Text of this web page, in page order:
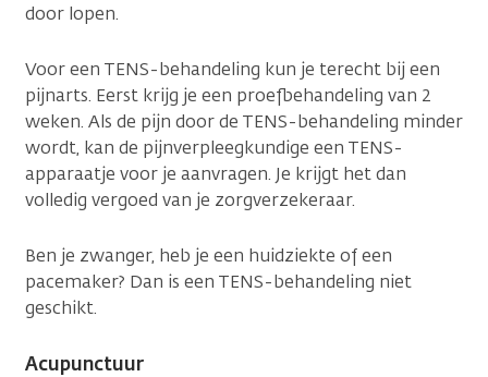
door lopen.
Voor een TENS-behandeling kun je terecht bij een
pijnarts. Eerst krijg je een proefbehandeling van 2
weken. Als de pijn door de TENS-behandeling minder
wordt, kan de pijnverpleegkundige een TENS-
apparaatje voor je aanvragen. Je krijgt het dan
volledig vergoed van je zorgverzekeraar.
Ben je zwanger, heb je een huidziekte of een
pacemaker? Dan is een TENS-behandeling niet
geschikt.
Acupunctuur